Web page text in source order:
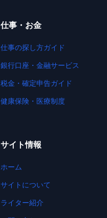
仕事・お金
仕事の探し方ガイド
銀行口座・金融サービス
税金・確定申告ガイド
健康保険・医療制度
サイト情報
ホーム
サイトについて
ライター紹介